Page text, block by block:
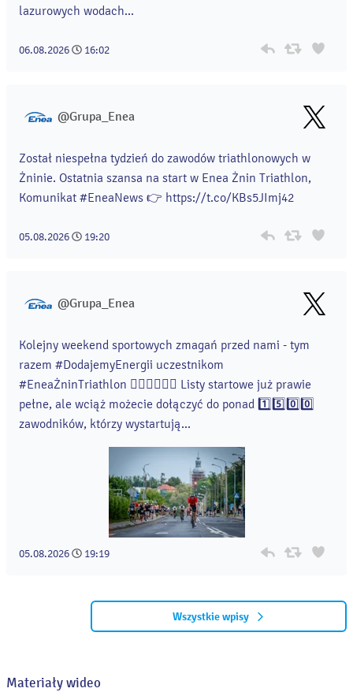
lazurowych wodach...
06.08.2026 16:02
@Grupa_Enea
Został niespełna tydzień do zawodów triathlonowych w
Żninie. Ostatnia szansa na start w Enea Żnin Triathlon,
Komunikat #EneaNews 👉 https://t.co/KBs5JImj42
05.08.2026 19:20
@Grupa_Enea
Kolejny weekend sportowych zmagań przed nami - tym
razem #DodajemyEnergii uczestnikom
#EneaŻninTriathlon 🏊‍♀️🚴‍♀️🏃‍♀️ Listy startowe już prawie
pełne, ale wciąż możecie dołączyć do ponad 1️⃣5️⃣0️⃣0️⃣
zawodników, którzy wystartują...
05.08.2026 19:19
Wszystkie wpisy
Materiały wideo